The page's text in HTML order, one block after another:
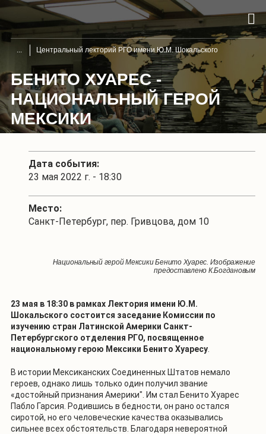
Центральный лекторий РГО имени Ю.М. Шокальского
БЕНИТО ХУАРЕС -
НАЦИОНАЛЬНЫЙ ГЕРОЙ
МЕКСИКИ
Дата события:
23 мая 2022 г. - 18:30
Место:
Санкт-Петербург, пер. Гривцова, дом 10
Национальный герой Мексики Бенито Хуарес. Изображение
предоставлено К.Богдановым
23 мая в 18:30 в рамках Лектория имени Ю.М.
Шокальского состоится заседание Комиссии по
изучению стран Латинской Америки Санкт-
Петербургского отделения РГО, посвященное
национальному герою Мексики Бенито Хуаресу
В истории Мексиканских Соединенных Штатов немало
героев, однако лишь только один получил звание
«достойный признания Америки". Им стал Бенито Хуарес
Пабло Гарсия. Родившись в бедности, он рано остался
сиротой, но его человеческие качества оказывались
сильнее всех обстоятельств. Благодаря невероятной